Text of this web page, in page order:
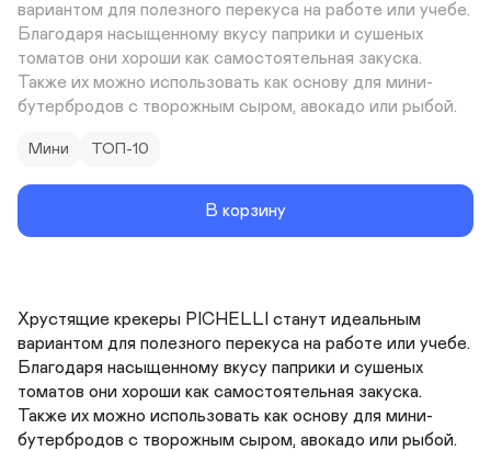
вариантом для полезного перекуса на работе или учебе.
Благодаря насыщенному вкусу паприки и сушеных
томатов они хороши как самостоятельная закуска.
Также их можно использовать как основу для мини-
бутербродов с творожным сыром, авокадо или рыбой.
Мини ТОП-10
В корзину
Хрустящие крекеры PICHELLI станут идеальным
вариантом для полезного перекуса на работе или учебе.
Благодаря насыщенному вкусу паприки и сушеных
томатов они хороши как самостоятельная закуска.
Также их можно использовать как основу для мини-
бутербродов с творожным сыром, авокадо или рыбой.